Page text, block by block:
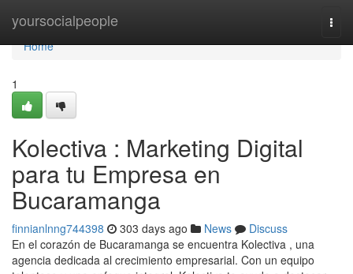
yoursocialpeople
Home
Home
1
Kolectiva : Marketing Digital
para tu Empresa en
Bucaramanga
finnianlnng744398 303 days ago News
Discuss
En el corazón de Bucaramanga se encuentra Kolectiva , una
agencia dedicada al crecimiento empresarial. Con un equipo